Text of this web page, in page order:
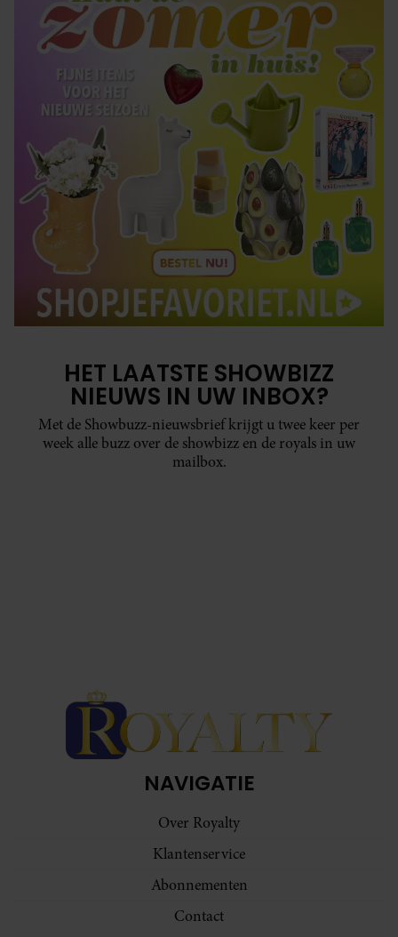
HET LAATSTE SHOWBIZZ
NIEUWS IN UW INBOX?
Met de Showbuzz-nieuwsbrief krijgt u twee keer per
week alle buzz over de showbizz en de royals in uw
mailbox.
NAVIGATIE
Over Royalty
Klantenservice
Abonnementen
Contact